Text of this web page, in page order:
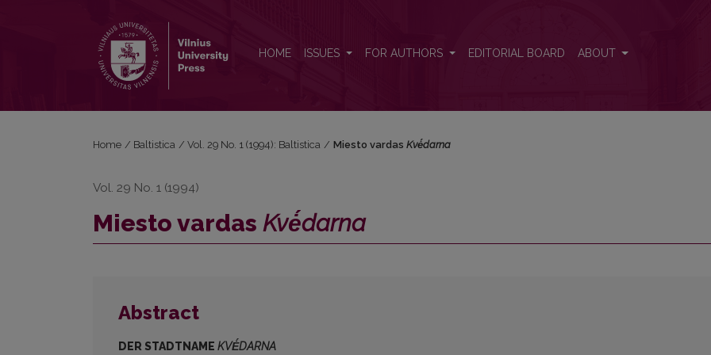
HOME ISSUES FOR AUTHORS EDITORIAL BOARD ABOUT
Home / Baltistica / Vol. 29 No. 1 (1994): Baltistica / Miesto vardas Kvė́darna
Vol. 29 No. 1 (1994)
Miesto vardas Kvė́darna
Abstract
DER STADTNAME KVĖ́DARNA